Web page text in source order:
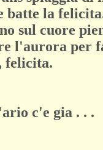
batte la
sul cuore
l'aurora per
felicita.
c'e gia . . .